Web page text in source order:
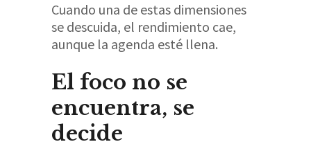
Cuando una de estas dimensiones
se descuida, el rendimiento cae,
aunque la agenda esté llena.
El foco no se
encuentra, se
decide